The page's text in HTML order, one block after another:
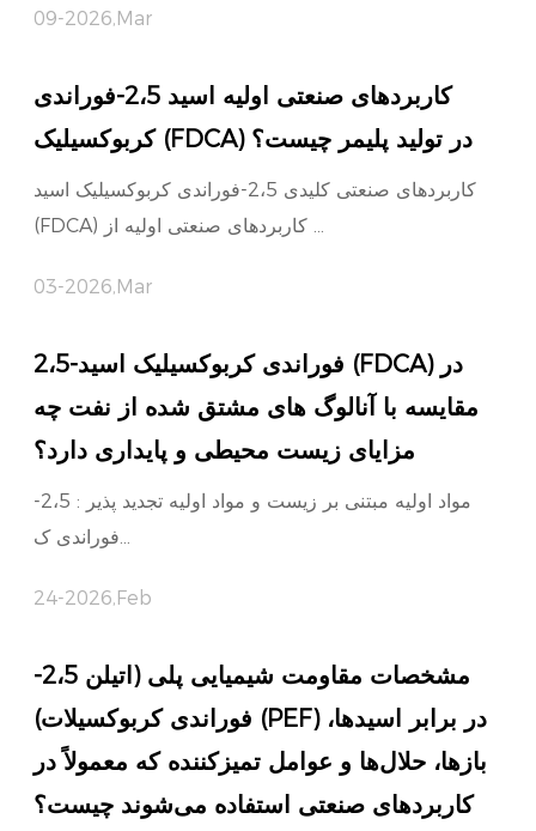
09-2026,Mar
کاربردهای صنعتی اولیه اسید 2،5-فوراندی
کربوکسیلیک (FDCA) در تولید پلیمر چیست؟
کاربردهای صنعتی کلیدی 2،5-فوراندی کربوکسیلیک اسید
(FDCA) کاربردهای صنعتی اولیه از ...
03-2026,Mar
2،5-فوراندی کربوکسیلیک اسید (FDCA) در
مقایسه با آنالوگ های مشتق شده از نفت چه
مزایای زیست محیطی و پایداری دارد؟
مواد اولیه مبتنی بر زیست و مواد اولیه تجدید پذیر : 2،5-
فوراندی ک...
24-2026,Feb
مشخصات مقاومت شیمیایی پلی (اتیلن 2،5-
فوراندی کربوکسیلات) (PEF) در برابر اسیدها،
بازها، حلال‌ها و عوامل تمیزکننده که معمولاً در
کاربردهای صنعتی استفاده می‌شوند چیست؟